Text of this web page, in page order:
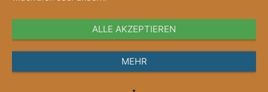
ALLE AKZEPTIEREN
MEHR